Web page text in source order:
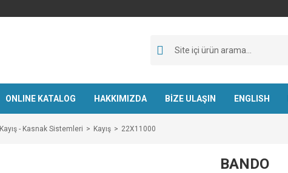
ONLINE KATALOG HAKKIMIZDA BİZE ULAŞIN ENGLISH
Kayış - Kasnak Sistemleri Kayış 22X11000
BANDO